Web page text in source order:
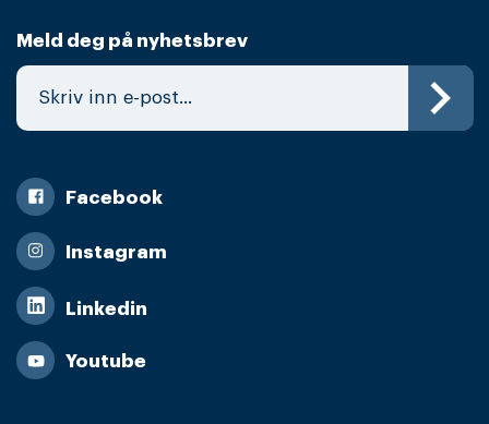
Meld deg på nyhetsbrev
Facebook
Instagram
Linkedin
Youtube